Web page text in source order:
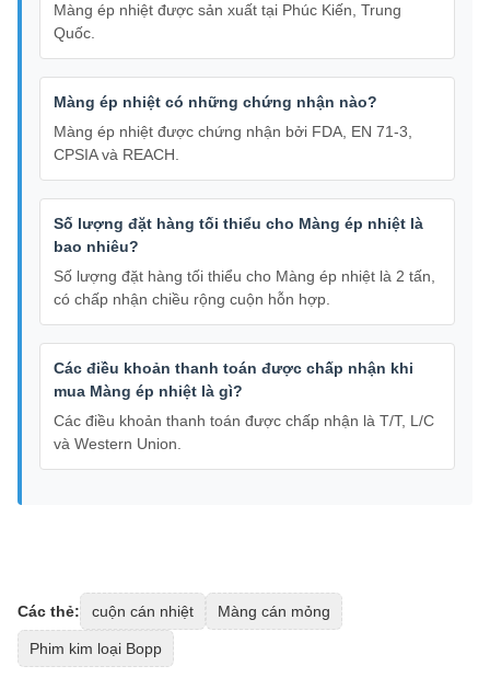
Màng ép nhiệt được sản xuất tại Phúc Kiến, Trung
Quốc.
Màng ép nhiệt có những chứng nhận nào?
Màng ép nhiệt được chứng nhận bởi FDA, EN 71-3,
CPSIA và REACH.
Số lượng đặt hàng tối thiểu cho Màng ép nhiệt là
bao nhiêu?
Số lượng đặt hàng tối thiểu cho Màng ép nhiệt là 2 tấn,
có chấp nhận chiều rộng cuộn hỗn hợp.
Các điều khoản thanh toán được chấp nhận khi
mua Màng ép nhiệt là gì?
Các điều khoản thanh toán được chấp nhận là T/T, L/C
và Western Union.
Các thẻ: cuộn cán nhiệt Màng cán mỏng
Phim kim loại Bopp